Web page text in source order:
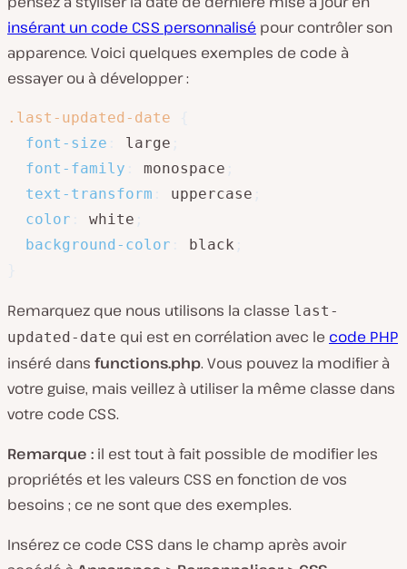
insérant un code CSS personnalisé pour contrôler son
apparence. Voici quelques exemples de code à
essayer ou à développer :
.last-updated-date
font-size
large
font-family
monospace
text-transform
uppercase
color
white
background-color
black
Remarquez que nous utilisons la classe last-
updated-date qui est en corrélation avec le code PHP
inséré dans functions.php. Vous pouvez la modifier à
votre guise, mais veillez à utiliser la même classe dans
votre code CSS.
Remarque : il est tout à fait possible de modifier les
propriétés et les valeurs CSS en fonction de vos
besoins ; ce ne sont que des exemples.
Insérez ce code CSS dans le champ après avoir